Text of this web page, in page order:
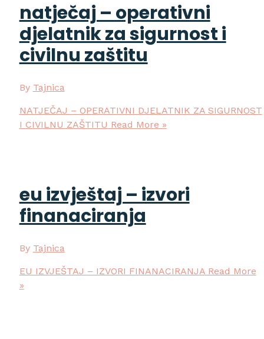
natječaj – operativni
djelatnik za sigurnost i
civilnu zaštitu
By Tajnica
NATJEČAJ – OPERATIVNI DJELATNIK ZA SIGURNOST
I CIVILNU ZAŠTITU Read More »
eu izvještaj – izvori
finanaciranja
By Tajnica
EU IZVJEŠTAJ – IZVORI FINANACIRANJARead More
»